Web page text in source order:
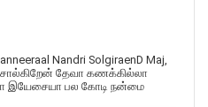
Nandri SolgiraenD Maj,
தேவா கணக்கில்லா
இயேசையா பல கோடி நன்மை